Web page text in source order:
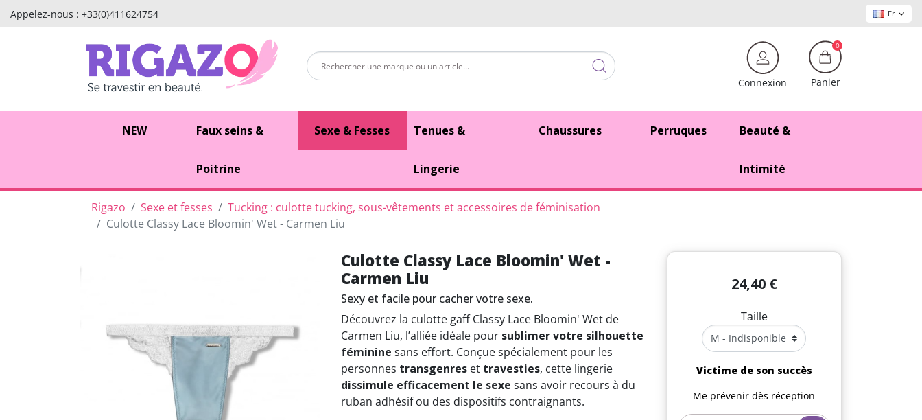
Appelez-nous : +33(0)411624754 Fr
Connexion
0
Panier
NEW Faux seins &
Poitrine
Sexe & Fesses Tenues &
Lingerie
Chaussures Perruques Beauté &
Intimité
Rigazo Sexe et fesses
Tucking : culotte tucking, sous-vêtements et accessoires de féminisation
Culotte Classy Lace Bloomin' Wet - Carmen Liu
Culotte Classy Lace Bloomin' Wet -
Carmen Liu
Sexy et facile pour cacher votre sexe.
Découvrez la culotte gaff Classy Lace Bloomin' Wet de
Carmen Liu, l’alliée idéale pour sublimer votre silhouette
féminine sans effort. Conçue spécialement pour les
personnes transgenreset travesties, cette lingerie
dissimule efficacement le sexe sans avoir recours à du
ruban adhésif ou des dispositifs contraignants.
24,40 €
Taille
Victime de son succès
Me prévenir dès réception